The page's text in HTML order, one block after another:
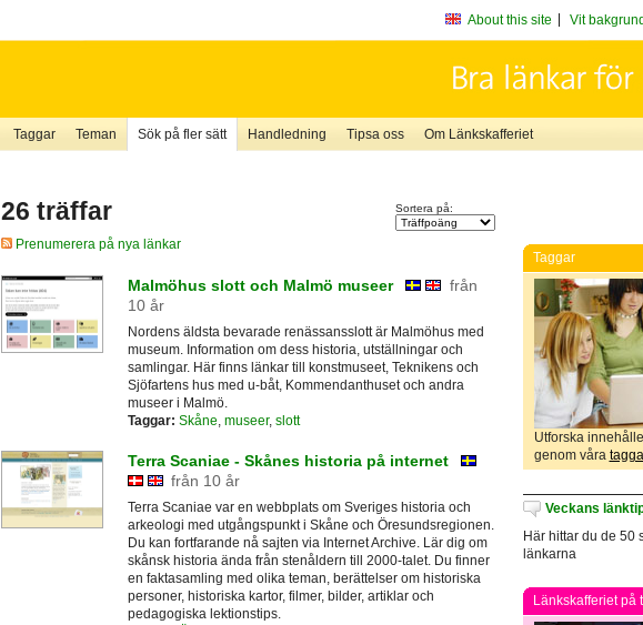
About this site Vit bakgrund
Taggar Teman Sök på fler sätt Handledning Tipsa oss Om Länkskafferiet
26 träffar Sortera på:
Prenumerera på nya länkar
Malmöhus slott och Malmö museer
från
10 år
Nordens äldsta bevarade renässansslott är Malmöhus med
museum. Information om dess historia, utställningar och
samlingar. Här finns länkar till konstmuseet, Teknikens och
Sjöfartens hus med u-båt, Kommendanthuset och andra
museer i Malmö.
Taggar: Skåne museer, slott
Terra Scaniae - Skånes historia på internet
från 10 år
Terra Scaniae var en webbplats om Sveriges historia och
arkeologi med utgångspunkt i Skåne och Öresundsregionen.
Du kan fortfarande nå sajten via Internet Archive. Lär dig om
skånsk historia ända från stenåldern till 2000-talet. Du finner
en faktasamling med olika teman, berättelser om historiska
personer, historiska kartor, filmer, bilder, artiklar och
pedagogiska lektionstips.
Taggar
Utforska
genom våra
Veckans
Här hittar du de 50
länkarna
Länkskafferiet på